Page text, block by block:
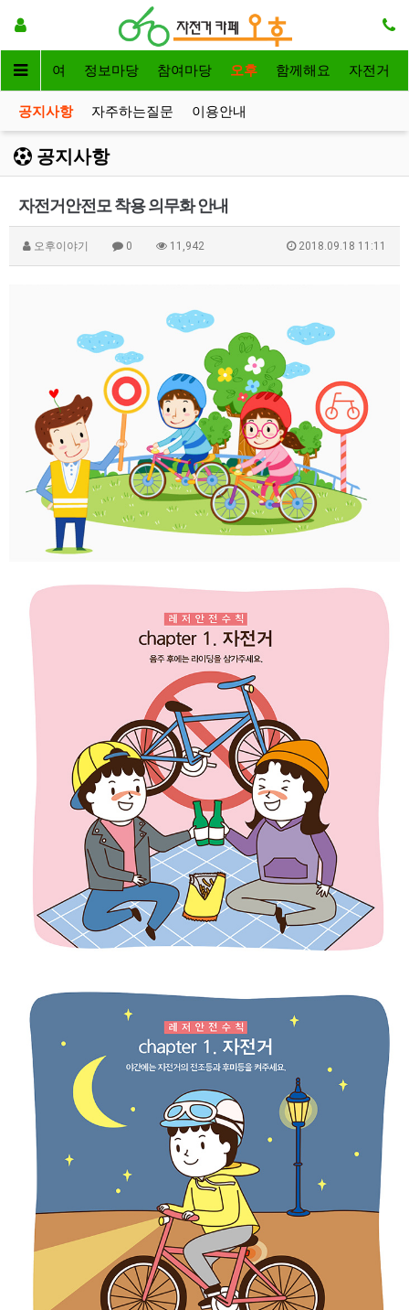
전거대여 정보마당 참여마당 오후 함께해요 자전거
공지사항 자주하는질문 이용안내
공지사항
자전거안전모 착용 의무화 안내
오후이야기 0 11,942 2018.09.18 11:11